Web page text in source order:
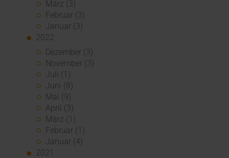
März (3)
Februar (3)
Januar (3)
2022
Dezember (3)
November (3)
Juli (1)
Juni (8)
Mai (9)
April (3)
März (1)
Februar (1)
Januar (4)
2021